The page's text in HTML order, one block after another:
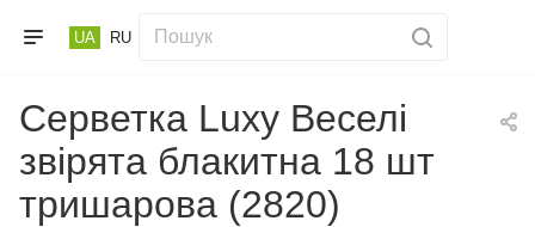
UA RU
Серветка Luxy Веселі
звірята блакитна 18 шт
тришарова (2820)